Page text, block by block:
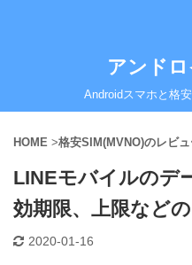
アンド
Androidスマホと格
HOME >格安SIM(MVNO)のレビ
LINEモバイルのデ
効期限、上限など
2020-01-16